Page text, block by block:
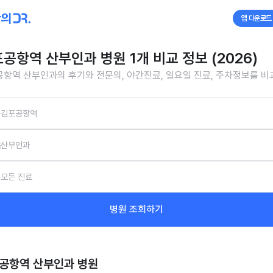
앱 다운로드
공항역 산부인과 병원 1개 비교 정보 (2026)
항역 산부인과의 후기와 전문의, 야간진료, 일요일 진료, 주차정보를 비
김포공항역
산부인과
모든 진료
병원 조회하기
항역 산부인과 병원